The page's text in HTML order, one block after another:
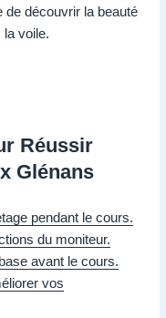
de découvrir la beauté
la voile.
Réussir
Glénans
pendant le cours.
du moniteur.
avant le cours.
vos